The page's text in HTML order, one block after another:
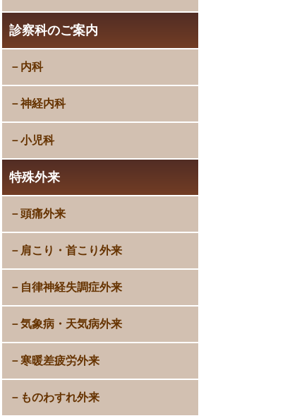
診察科のご案内
内科
神経内科
小児科
特殊外来
頭痛外来
肩こり・首こり外来
自律神経失調症外来
気象病・天気病外来
寒暖差疲労外来
ものわすれ外来